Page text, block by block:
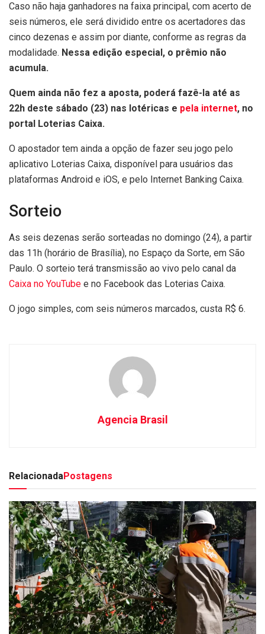
Caso não haja ganhadores na faixa principal, com acerto de
seis números, ele será dividido entre os acertadores das
cinco dezenas e assim por diante, conforme as regras da
modalidade. Nessa edição especial, o prêmio não
acumula.
Quem ainda não fez a aposta, poderá fazê-la até as
22h deste sábado (23) nas lotéricas e pela internet, no
portal Loterias Caixa.
O apostador tem ainda a opção de fazer seu jogo pelo
aplicativo Loterias Caixa, disponível para usuários das
plataformas Android e iOS, e pelo Internet Banking Caixa.
Sorteio
As seis dezenas serão sorteadas no domingo (24), a partir
das 11h (horário de Brasília), no Espaço da Sorte, em São
Paulo. O sorteio terá transmissão ao vivo pelo canal da
Caixa no YouTube e no Facebook das Loterias Caixa.
O jogo simples, com seis números marcados, custa R$ 6.
Agencia Brasil
RelacionadaPostagens